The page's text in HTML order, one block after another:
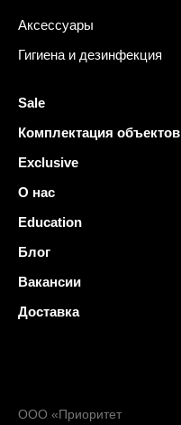
Аксессуары
Гигиена и дезинфекция
Sale
Комплектация объектов
Exclusive
О нас
Education
Блог
Вакансии
Доставка
ООО «Приоритет